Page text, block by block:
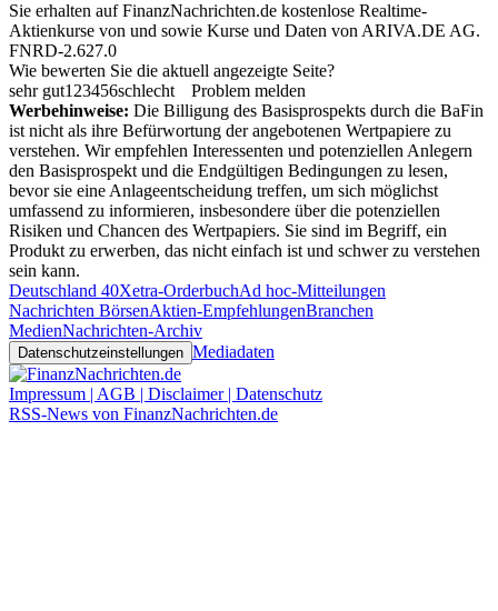
Sie erhalten auf FinanzNachrichten.de kostenlose Realtime-
Aktienkurse von und sowie Kurse und Daten von ARIVA.DE AG.
FNRD-2.627.0
Wie bewerten Sie die aktuell angezeigte Seite?
sehr gut1 23456schlecht
Problem melden
Werbehinweise: Die Billigung des Basisprospekts durch die BaFin
ist nicht als ihre Befürwortung der angebotenen Wertpapiere zu
verstehen. Wir empfehlen Interessenten und potenziellen Anlegern
den Basisprospekt und die Endgültigen Bedingungen zu lesen,
bevor sie eine Anlageentscheidung treffen, um sich möglichst
umfassend zu informieren, insbesondere über die potenziellen
Risiken und Chancen des Wertpapiers. Sie sind im Begriff, ein
Produkt zu erwerben, das nicht einfach ist und schwer zu verstehen
sein kann.
Deutschland 40Xetra-OrderbuchAd hoc-Mitteilungen
Nachrichten BörsenAktien-EmpfehlungenBranchen
MedienNachrichten-Archiv
Datenschutzeinstellungen Mediadaten
Impressum | AGB | Disclaimer | Datenschutz
RSS-News von FinanzNachrichten.de